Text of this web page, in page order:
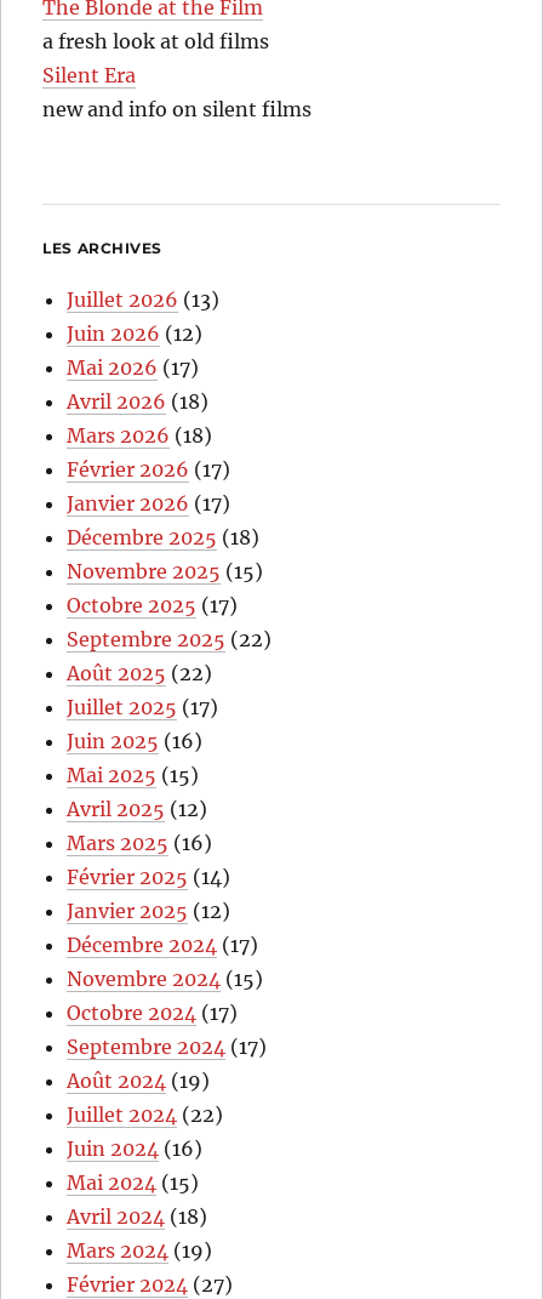
The Blonde at the Film
a fresh look at old films
Silent Era
new and info on silent films
LES ARCHIVES
Juillet 2026 (13)
Juin 2026 (12)
Mai 2026 (17)
Avril 2026 (18)
Mars 2026 (18)
Février 2026 (17)
Janvier 2026 (17)
Décembre 2025 (18)
Novembre 2025 (15)
Octobre 2025 (17)
Septembre 2025 (22)
Août 2025 (22)
Juillet 2025 (17)
Juin 2025 (16)
Mai 2025 (15)
Avril 2025 (12)
Mars 2025 (16)
Février 2025 (14)
Janvier 2025 (12)
Décembre 2024 (17)
Novembre 2024 (15)
Octobre 2024 (17)
Septembre 2024 (17)
Août 2024 (19)
Juillet 2024 (22)
Juin 2024 (16)
Mai 2024 (15)
Avril 2024 (18)
Mars 2024 (19)
Février 2024 (27)